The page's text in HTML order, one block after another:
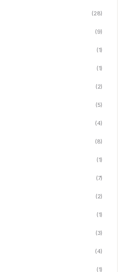
(28)
(9)
(1)
(1)
(2)
(5)
(4)
(8)
(1)
(7)
(2)
(1)
(3)
(4)
(1)